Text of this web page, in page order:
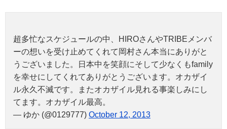
超多忙なスケジュールの中、HIROさんやTRIBEメンバ
ーの想いを受け止めてくれて岡村さん本当にありがと
うございました。日本中を笑顔にそして少なくもfamily
を幸せにしてくれてありがとうございます。オカザイ
ル永久不滅です。またオカザイル見れる事楽しみにし
てます。オカザイル最高。
— ゆか (@0129777) October 12, 2013